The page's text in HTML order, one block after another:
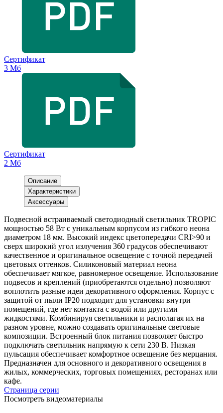
Сертификат
3 Мб
Сертификат
2 Мб
Описание
Характеристики
Аксессуары
Подвесной встраиваемый светодиодный светильник TROPIC
мощностью 58 Вт с уникальным корпусом из гибкого неона
диаметром 18 мм. Высокий индекс цветопередачи CRI>90 и
сверх широкий угол излучения 360 градусов обеспечивают
качественное и оригинальное освещение с точной передачей
цветовых оттенков. Силиконовый материал неона
обеспечивает мягкое, равномерное освещение. Использование
подвесов и креплений (приобретаются отдельно) позволяют
воплотить разные идеи декоративного оформления. Корпус с
защитой от пыли IP20 подходит для установки внутри
помещений, где нет контакта с водой или другими
жидкостями. Комбинируя светильники и располагая их на
разном уровне, можно создавать оригинальные световые
композиции. Встроенный блок питания позволяет быстро
подключать светильник напрямую к сети 230 В. Низкая
пульсация обеспечивает комфортное освещение без мерцания.
Предназначен для основного и декоративного освещения в
жилых, коммерческих, торговых помещениях, ресторанах или
кафе.
Страница серии
Посмотреть видеоматериалы